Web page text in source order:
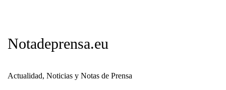
Notadeprensa.eu
Actualidad, Noticias y Notas de Prensa